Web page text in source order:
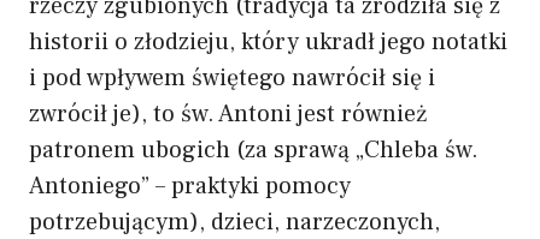
historii o złodzieju, który ukradł jego notatki
i pod wpływem świętego nawrócił się i
zwrócił je), to św. Antoni jest również
patronem ubogich (za sprawą „Chleba św.
Antoniego” – praktyki pomocy
potrzebującym), dzieci, narzeczonych,